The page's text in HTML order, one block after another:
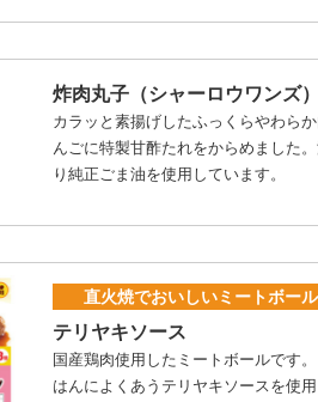
炸肉丸子（シャーロウワンズ）
カラッと素揚げしたふっくらやわら
んごに特製甘酢たれをからめました
り純正ごま油を使用しています。
直火焼でおいしいミートボール
テリヤキソース
国産鶏肉使用したミートボールです
はんによくあうテリヤキソースを使